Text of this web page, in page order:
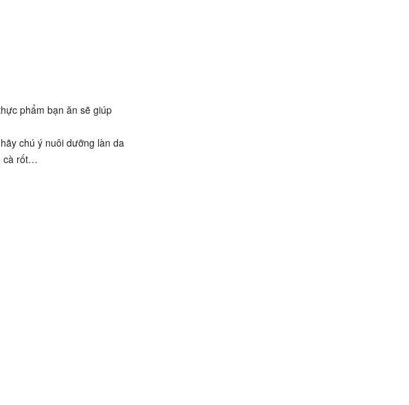
phẩm bạn ăn sẽ giúp
chú ý nuôi dưỡng làn da
cà rốt…